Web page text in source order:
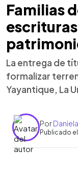
Familias
La entrega de
formalizar
Yayantique, La
Por
Publicado